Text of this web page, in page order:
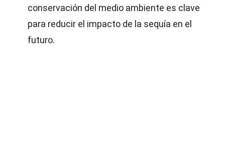
conservación del medio ambiente es clave
para reducir el impacto de la sequía en el
futuro.